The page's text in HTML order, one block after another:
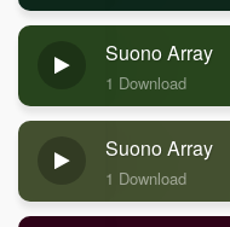
Suono Array
1 Download
Suono Array
1 Download